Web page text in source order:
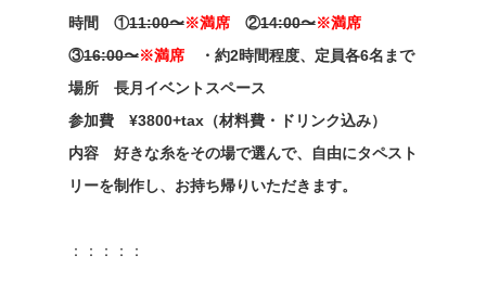
時間 ①11:00〜※満席②14:00〜※満席
③16:00〜※満席・約2時間程度、定員各6名まで
場所 長月イベントスペース
参加費 ¥3800+tax（材料費・ドリンク込み）
内容 好きな糸をその場で選んで、自由にタペスト
リーを制作し、お持ち帰りいただきます。
：：：：：